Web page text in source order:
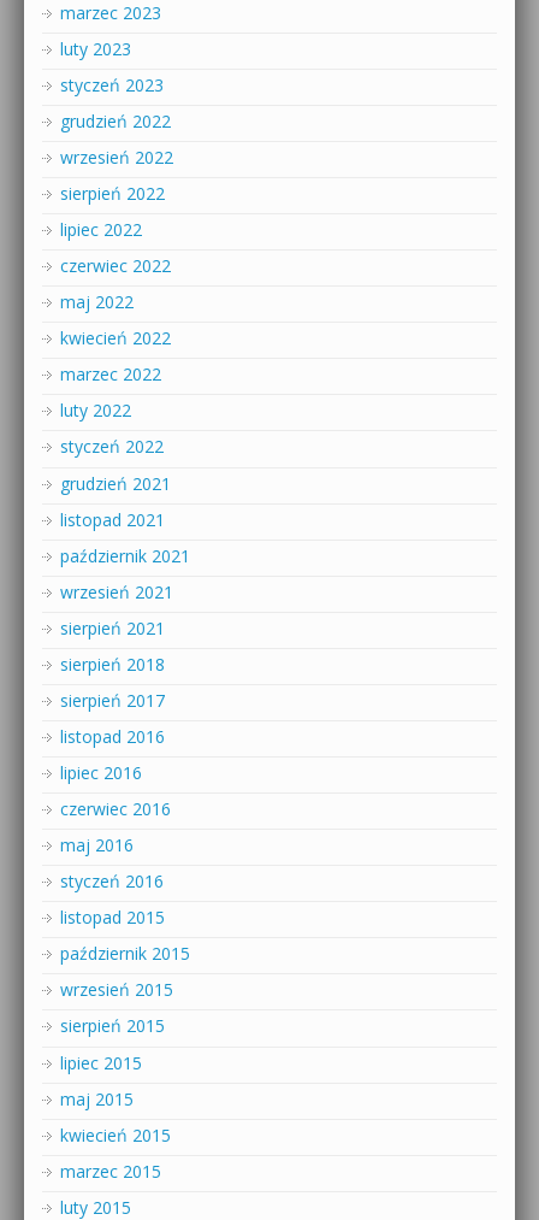
marzec 2023
luty 2023
styczeń 2023
grudzień 2022
wrzesień 2022
sierpień 2022
lipiec 2022
czerwiec 2022
maj 2022
kwiecień 2022
marzec 2022
luty 2022
styczeń 2022
grudzień 2021
listopad 2021
październik 2021
wrzesień 2021
sierpień 2021
sierpień 2018
sierpień 2017
listopad 2016
lipiec 2016
czerwiec 2016
maj 2016
styczeń 2016
listopad 2015
październik 2015
wrzesień 2015
sierpień 2015
lipiec 2015
maj 2015
kwiecień 2015
marzec 2015
luty 2015